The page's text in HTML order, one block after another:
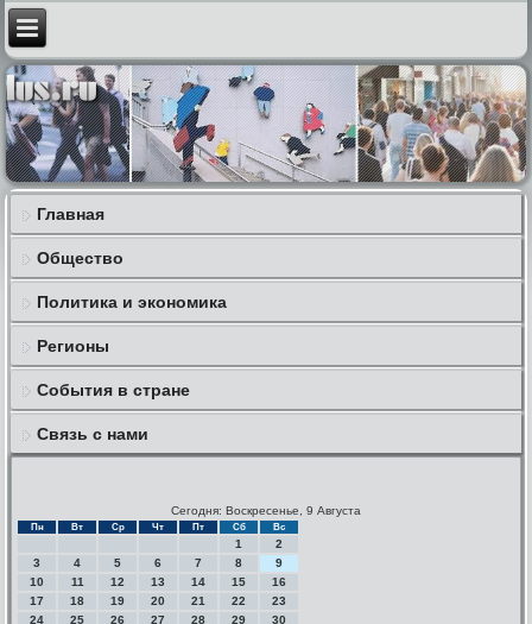
Главная
Общество
Политика и экономика
Регионы
События в стране
Связь с нами
Сегодня: Воскресенье, 9 Августа
Пн Вт Ср Чт Пт Сб Вс
1
2
3
4 5 6 7 8
9
10
11 12 13 14 15
16
17
18 19 20 21 22
23
24
25 26 27 28 29
30